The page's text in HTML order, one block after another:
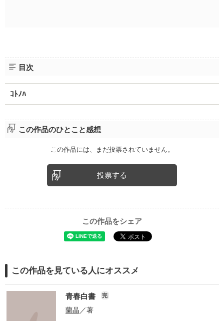
目次
ｺﾄﾉﾊ
この作品のひとこと感想
この作品には、まだ投票されていません。
投票する
この作品をシェア
この作品を見ている人にオススメ
青春白書 完
蘭晶 ／著